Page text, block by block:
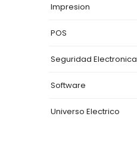
Impresion
POS
Seguridad Electronica
Software
Universo Electrico